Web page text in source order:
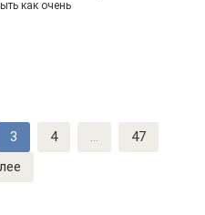
как очень
3 4 …
47